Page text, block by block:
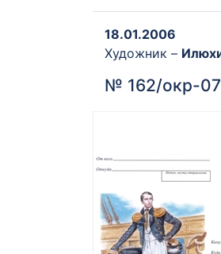
18.01.2006
Художник –
№ 162/окр-07